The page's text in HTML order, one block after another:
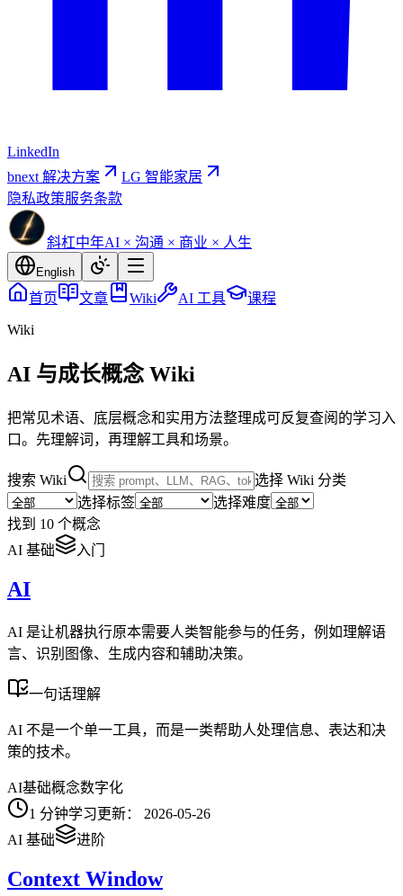
LinkedIn
bnext 解决方案
LG 智能家居
隐私政策服务条款
斜杠中年AI × 沟通 × 商业 × 人生
English
首页 文章 Wiki AI 工具 课程
Wiki
AI 与成长概念 Wiki
把常见术语、底层概念和实用方法整理成可反复查阅的学习入
口。先理解词，再理解工具和场景。
搜索 Wiki
选择 Wiki 分类
选择标签
选择难度
找到 10 个概念
AI 基础
入门
AI
AI 是让机器执行原本需要人类智能参与的任务，例如理解语
言、识别图像、生成内容和辅助决策。
一句话理解
AI 不是一个单一工具，而是一类帮助人处理信息、表达和决
策的技术。
AI基础概念数字化
1 分钟学习更新：
2026-05-26
AI 基础
进阶
Context Window